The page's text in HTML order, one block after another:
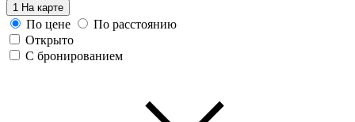
1 На карте
По цене
По расстоянию
Открыто
С бронированием